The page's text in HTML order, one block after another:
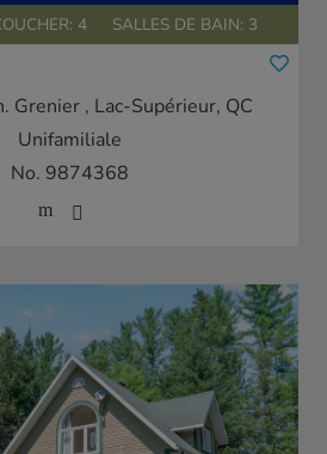
4 SALLES DE BAIN: 3
Grenier , Lac-Supérieur, QC
Unifamiliale
No. 9874368